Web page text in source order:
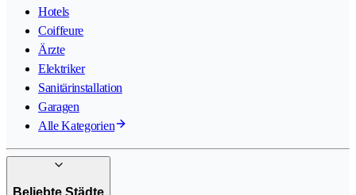
Hotels
Coiffeure
Ärzte
Elektriker
Sanitärinstallation
Garagen
Alle Kategorien